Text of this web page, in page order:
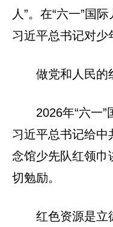
人”。在“六一”国
习近平总书记对少
做党和人民的
2026年“六一
习近平总书记给中
念馆少先队红领巾
切勉励。
红色资源是立